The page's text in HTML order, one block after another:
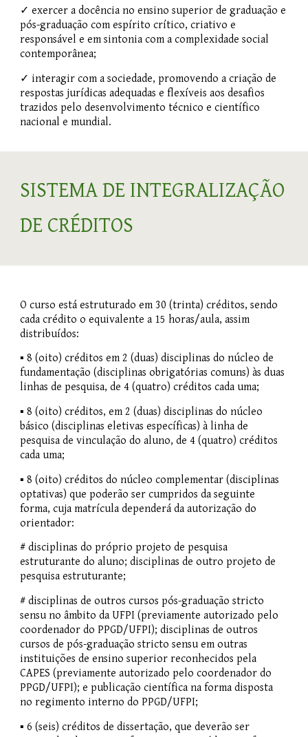
✓ exercer a docência no ensino superior de graduação e
pós-graduação com espírito crítico, criativo e
responsável e em sintonia com a complexidade social
contemporânea;
✓ interagir com a sociedade, promovendo a criação de
respostas jurídicas adequadas e flexíveis aos desafios
trazidos pelo desenvolvimento técnico e científico
nacional e mundial.
SISTEMA DE INTEGRALIZAÇÃO
DE CRÉDITOS
O curso está estruturado em 30 (trinta) créditos, sendo
cada crédito o equivalente a 15 horas/aula, assim
distribuídos:
▪ 8 (oito) créditos em 2 (duas) disciplinas do núcleo de
fundamentação (disciplinas obrigatórias comuns) às duas
linhas de pesquisa, de 4 (quatro) créditos cada uma;
▪ 8 (oito) créditos, em 2 (duas) disciplinas do núcleo
básico (disciplinas eletivas específicas) à linha de
pesquisa de vinculação do aluno, de 4 (quatro) créditos
cada uma;
▪ 8 (oito) créditos do núcleo complementar (disciplinas
optativas) que poderão ser cumpridos da seguinte
forma, cuja matrícula dependerá da autorização do
orientador:
# disciplinas do próprio projeto de pesquisa
estruturante do aluno; disciplinas de outro projeto de
pesquisa estruturante;
# disciplinas de outros cursos pós-graduação stricto
sensu no âmbito da UFPI (previamente autorizado pelo
coordenador do PPGD/UFPI); disciplinas de outros
cursos de pós-graduação stricto sensu em outras
instituições de ensino superior reconhecidos pela
CAPES(previamente autorizado pelo coordenador do
PPGD/UFPI); e publicação científica na forma disposta
no regimento interno do PPGD/UFPI;
▪ 6 (seis) créditos de dissertação, que deverão ser